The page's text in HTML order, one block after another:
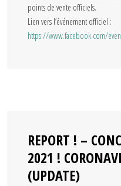
points de vente officiels.
Lien vers l’événement officiel :
https://www.facebook.com/
REPORT ! –
2021 !
(UPDATE)